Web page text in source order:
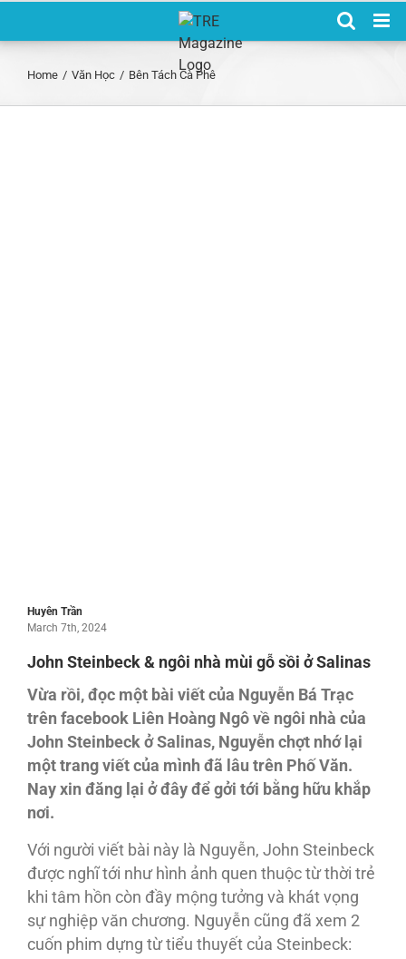
Home / Văn Học / Bên Tách Cà Phê
Huyên Trần
March 7th, 2024
John Steinbeck & ngôi nhà mùi gỗ sồi ở Salinas
Vừa rồi, đọc một bài viết của Nguyễn Bá Trạc
trên facebook Liên Hoàng Ngô về ngôi nhà của
John Steinbeck ở Salinas, Nguyễn chợt nhớ lại
một trang viết của mình đã lâu trên Phố Văn.
Nay xin đăng lại ở đây để gởi tới bằng hữu khắp
nơi.
Với người viết bài này là Nguyễn, John Steinbeck
được nghĩ tới như hình ảnh quen thuộc từ thời trẻ
khi tâm hồn còn đầy mộng tưởng và khát vọng
sự nghiệp văn chương. Nguyễn cũng đã xem 2
cuốn phim dựng từ tiểu thuyết của Steinbeck: